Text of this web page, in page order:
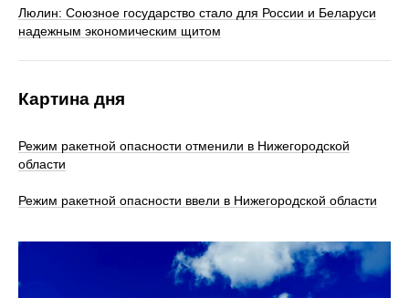
Люлин: Союзное государство стало для России и Беларуси
надежным экономическим щитом
Картина дня
Режим ракетной опасности отменили в Нижегородской
области
Режим ракетной опасности ввели в Нижегородской области